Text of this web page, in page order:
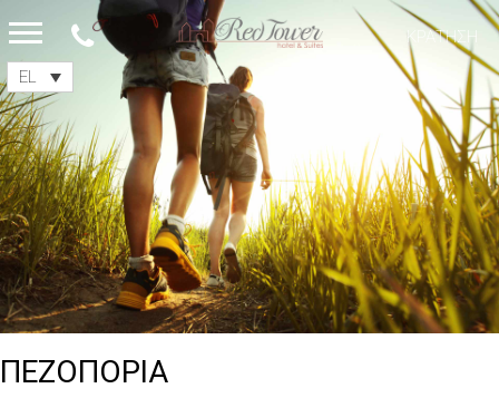
Open
Mobile
Menu
EL
ΚΡΑΤΗΣΗ
ΠΕΖΟΠΟΡΙΑ